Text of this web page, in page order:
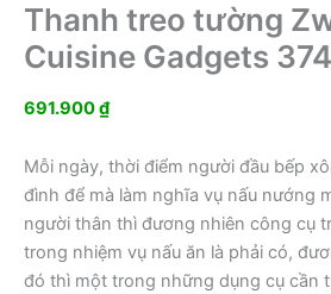
Thanh treo tường
Cuisine Gadgets
691.900₫
Mỗi ngày, thời điểm người đầu bếp
đình để mà làm nghĩa vụ nấu nướng
người thân thì đương nhiên công cụ
trong nhiệm vụ nấu ăn là phải có,
đó thì một trong những dụng cụ cần